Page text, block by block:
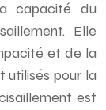
capacité du
Elle
et de la
utilisés pour la
est